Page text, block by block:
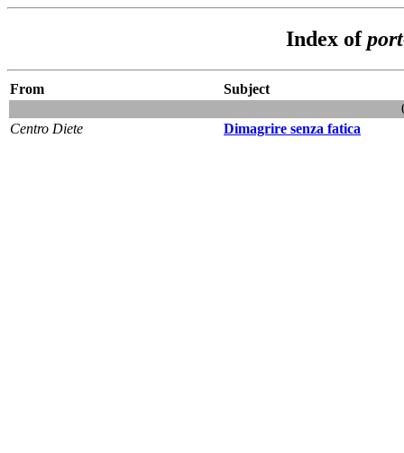
Index of
From
Subject
Centro Diete
Dimagrire senza fatica